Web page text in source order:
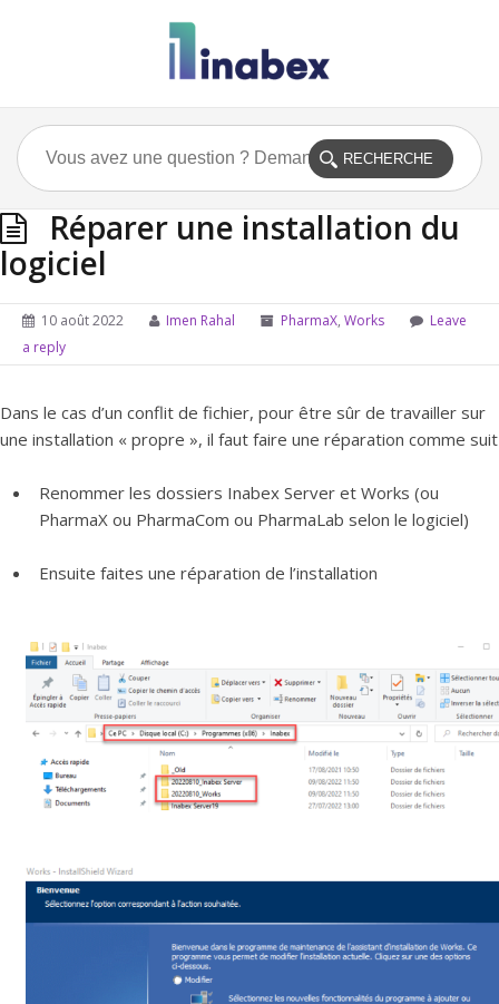
Réparer une installation du
logiciel
10 août 2022 Imen Rahal PharmaX, Works
Leave
a reply
Dans le cas d’un conflit de fichier, pour être sûr de travailler sur
une installation « propre », il faut faire une réparation comme suit
Renommer les dossiers Inabex Server et Works (ou
PharmaX ou PharmaCom ou PharmaLab selon le logiciel)
Ensuite faites une réparation de l’installation